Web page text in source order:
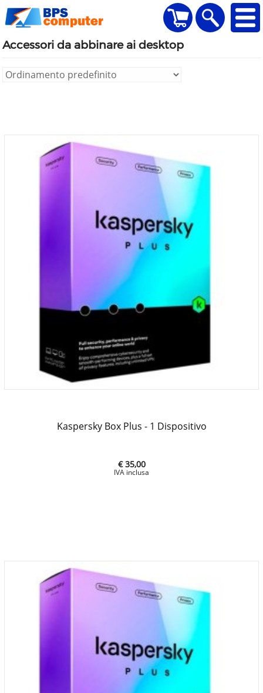
Accessori da abbinare ai desktop
Kaspersky Box Plus - 1 Dispositivo
€ 35,00
home Visualizza il
Ricerca